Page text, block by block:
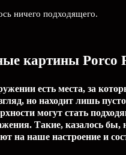
ничего подходящего.
картины Porco
есть места, за
но находит лишь
могут стать
Такие, казалось бы,
на наше настроение и